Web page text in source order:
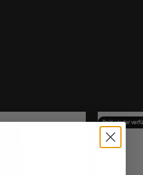
Bald wieder